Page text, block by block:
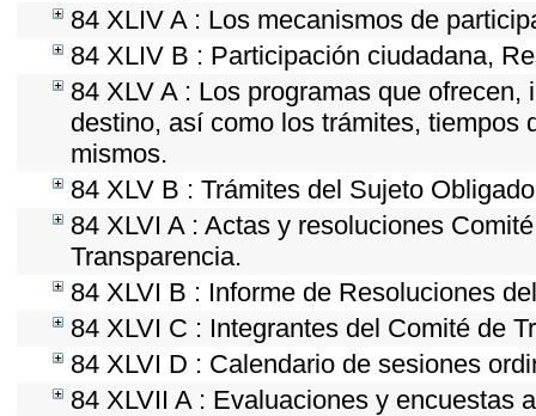
84 XLIV A : Los mecanismos de
84 XLIV B : Participación ciudadana,
84 XLV A : Los programas que
destino, así como los trámites, tiempos
mismos.
84 XLV B : Trámites del Sujeto
84 XLVI A : Actas y resoluciones
Transparencia.
84 XLVI B : Informe de Resoluciones
84 XLVI C : Integrantes del Comité de
84 XLVI D : Calendario de sesiones
84 XLVII A : Evaluaciones y encuestas